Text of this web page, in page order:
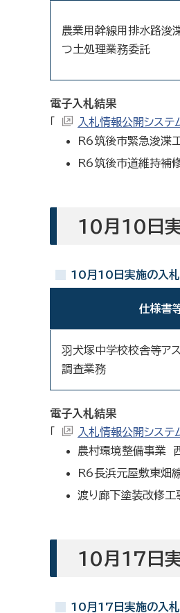
農業用幹線用排水路浚
つ土処理業務委託
電子入札結果
入札情報公開システ
R6筑後市緊急浚渫
R6筑後市道維持補修
10月10日
10月10日実施の入
仕様書
羽犬塚中学校校舎等ア
調査業務
電子入札結果
入札情報公開システ
農村環境整備事業
R6長浜元屋敷東畑
渡り廊下塗装改修工
10月17日
10月17日実施の入